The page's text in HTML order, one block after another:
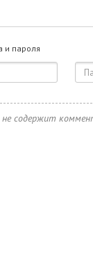
и пароля
содержит